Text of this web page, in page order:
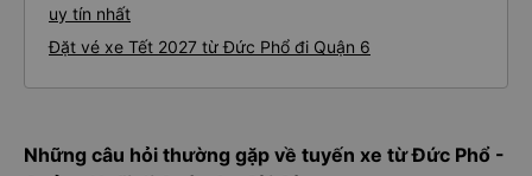
uy tín nhất
Đặt vé xe Tết 2027 từ Đức Phổ đi Quận 6
Những câu hỏi thường gặp về tuyến xe từ Đức Phổ -